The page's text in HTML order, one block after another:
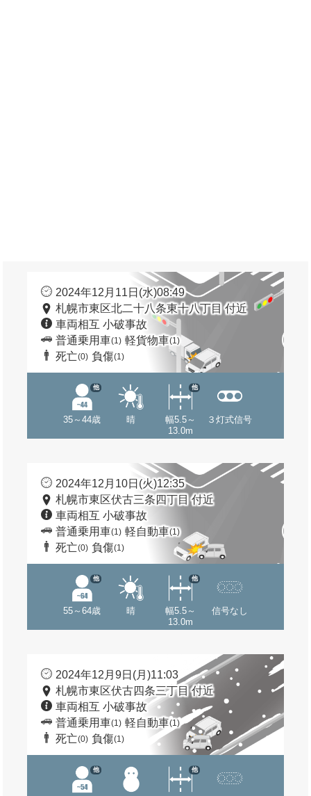
2024年12月11日(水)08:49
札幌市東区北二十八条東十八丁目 付近
車両相互 小破事故
普通乗用車(1) 軽貨物車(1)
死亡(0) 負傷(1)
35～44歳
他
晴
幅5.5～
13.0m
他
３灯式信号
2024年12月10日(火)12:35
札幌市東区伏古三条四丁目 付近
車両相互 小破事故
普通乗用車(1) 軽自動車(1)
死亡(0) 負傷(1)
55～64歳
他
晴
幅5.5～
13.0m
他
信号なし
2024年12月9日(月)11:03
札幌市東区伏古四条三丁目 付近
車両相互 小破事故
普通乗用車(1) 軽自動車(1)
死亡(0) 負傷(1)
他 他